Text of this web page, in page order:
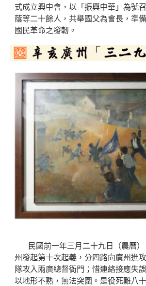
式成立興中會，以「振興中華」為號
蔭等二十餘人，共舉國父為會長，準
國民革命之發軔。
民國前一年三月二十九日（農曆）
州發起第十次起義，分四路向廣州進
隊攻入兩廣總督衙門；惜連絡接應失
以地形不熟，無法突圍。是役死難八